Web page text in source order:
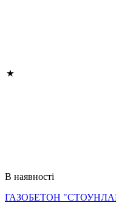
В наявності
ГАЗОБЕТОН